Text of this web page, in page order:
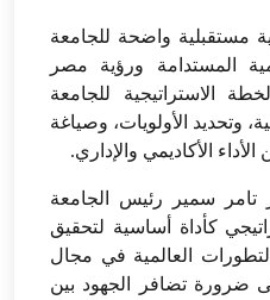
مستقبلية واضحة للجامعة
المستدامة ورؤية مصر
الاستراتيجية للجامعة
وتحديد الأولويات، وصياغة
الأكاديمي والإداري.
تامر سمير رئيس الجامعة
كأداة أساسية لتحقيق
العالمية في مجال
ضرورة تضافر الجهود بين